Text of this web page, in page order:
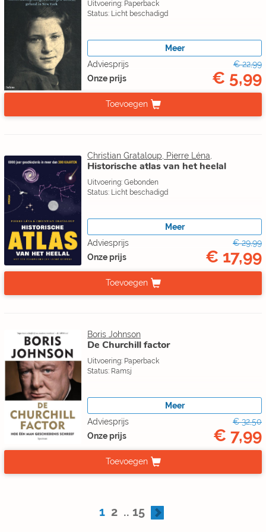
Uitvoering: Paperback
Status: Licht beschadigd
Meer
Adviesprijs
€ 22,99
Onze prijs
€ 5,99
Toevoegen
Christian Grataloup, Pierre Léna,
Historische atlas van het heelal
Uitvoering: Gebonden
Status: Licht beschadigd
Meer
Adviesprijs
€ 29,99
Onze prijs
€ 17,99
Toevoegen
Boris Johnson
De Churchill factor
Uitvoering: Paperback
Status: Ramsj
Meer
Adviesprijs
€ 32,50
Onze prijs
€ 7,99
Toevoegen
1 2 .. 15